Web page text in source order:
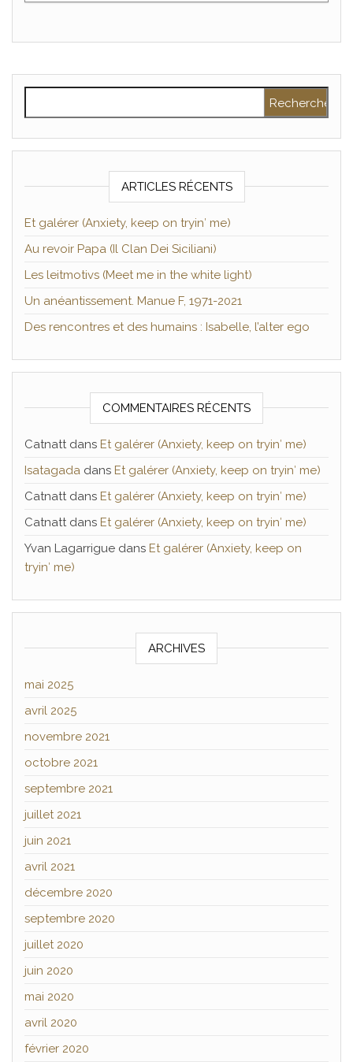
ARTICLES RÉCENTS
Et galérer (Anxiety, keep on tryin′ me)
Au revoir Papa (Il Clan Dei Siciliani)
Les leitmotivs (Meet me in the white light)
Un anéantissement. Manue F, 1971-2021
Des rencontres et des humains : Isabelle, l’alter ego
COMMENTAIRES RÉCENTS
Catnattdans Et galérer (Anxiety, keep on tryin′ me)
Isatagada dans Et galérer (Anxiety, keep on tryin′ me)
Catnattdans Et galérer (Anxiety, keep on tryin′ me)
Catnattdans Et galérer (Anxiety, keep on tryin′ me)
Yvan Lagarrigue dans Et galérer (Anxiety, keep on
tryin′ me)
ARCHIVES
mai 2025
avril 2025
novembre 2021
octobre 2021
septembre 2021
juillet 2021
juin 2021
avril 2021
décembre 2020
septembre 2020
juillet 2020
juin 2020
mai 2020
avril 2020
février 2020